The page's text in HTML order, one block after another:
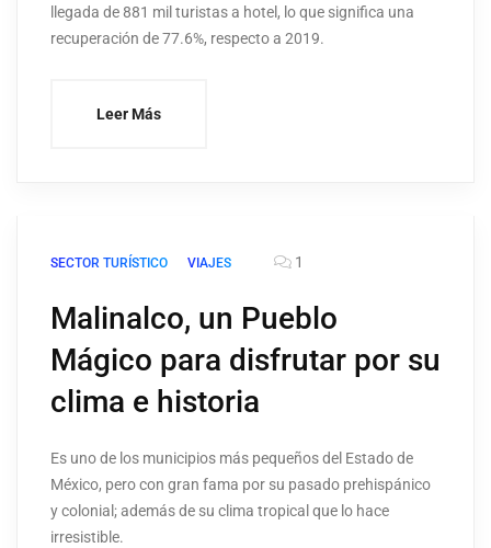
llegada de 881 mil turistas a hotel, lo que significa una
recuperación de 77.6%, respecto a 2019.
Leer Más
SECTOR TURÍSTICO VIAJES 1
Malinalco, un Pueblo
Mágico para disfrutar por su
clima e historia
Es uno de los municipios más pequeños del Estado de
México, pero con gran fama por su pasado prehispánico
y colonial; además de su clima tropical que lo hace
irresistible.